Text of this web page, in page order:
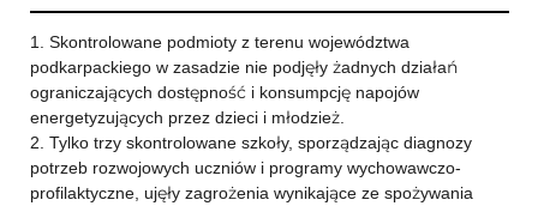
1. Skontrolowane podmioty z terenu województwa
podkarpackiego w zasadzie nie podjęły żadnych działań
ograniczających dostępność i konsumpcję napojów
energetyzujących przez dzieci i młodzież.
2. Tylko trzy skontrolowane szkoły, sporządzając diagnozy
potrzeb rozwojowych uczniów i programy wychowawczo-
profilaktyczne, ujęły zagrożenia wynikające ze spożywania